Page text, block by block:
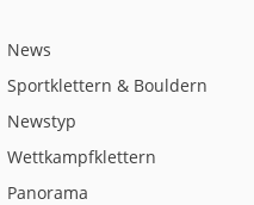
News
Sportklettern & Bouldern
Newstyp
Wettkampfklettern
Panorama